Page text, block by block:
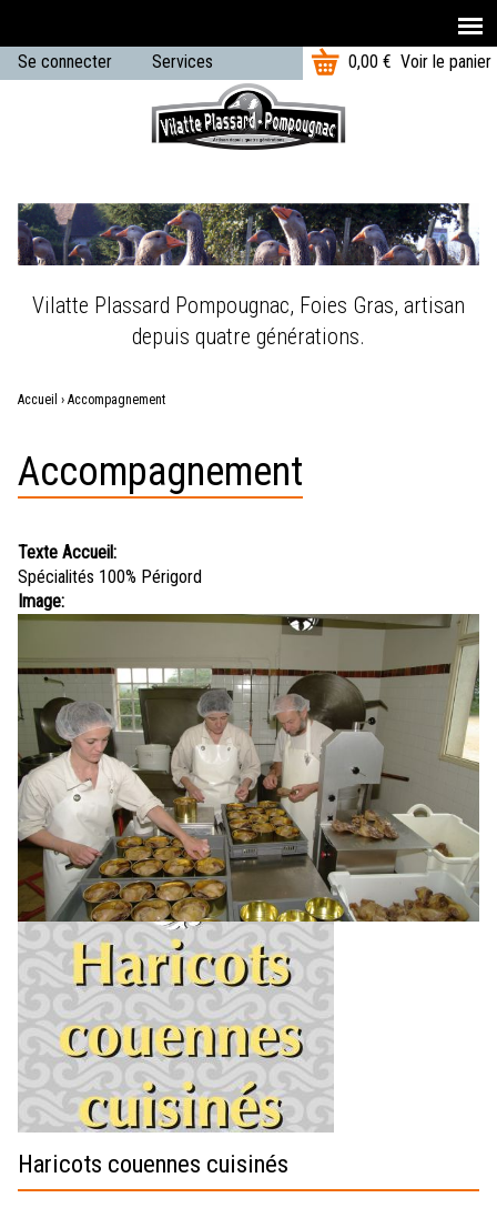
Aller au contenu principal
r
m
Se connecter Services
T
0,00 € Voir le panier
Vilatte Plassard Pompougnac, Foies Gras, artisan
depuis quatre générations.
Vous
êtes
Accueil › Accompagnement
Accompagnement
Texte Accueil:
Spécialités 100% Périgord
Image:
Haricots couennes cuisinés